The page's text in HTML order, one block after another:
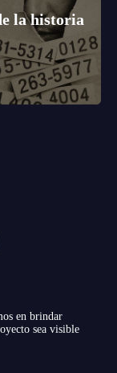
la historia
en brindar
sea visible